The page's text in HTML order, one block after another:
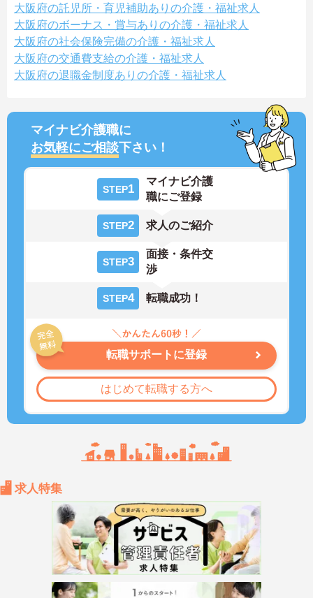
大阪府の託児所・育児補助ありの介護・福祉求人
大阪府のボーナス・賞与ありの介護・福祉求人
大阪府の社会保険完備の介護・福祉求人
大阪府の交通費支給の介護・福祉求人
大阪府の退職金制度ありの介護・福祉求人
マイナビ介護職に
お気軽にご相談下さい！
STEP1
マイナビ介護
職にご登録
STEP2 求人のご紹介
STEP3
面接・条件交
渉
STEP4 転職成功！
転職サポートに登録
はじめて転職する方へ
求人特集